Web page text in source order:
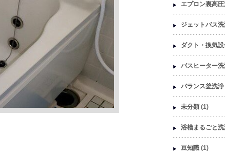
エプロン裏高
ジェットバス
ダクト・換気
バスヒーター
バランス釜洗浄
未分類 (1)
浴槽まるごと
豆知識 (1)